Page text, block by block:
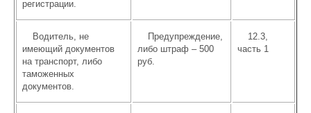
регистрации.
Водитель, не
имеющий документов
на транспорт, либо
таможенных
документов.
Предупреждение,
либо штраф – 500
руб.
12.3,
часть 1